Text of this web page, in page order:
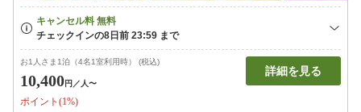
お1人さま1泊（4名1室利用時） (税込)
10,400円 ／人〜
ポイント(1%)
詳細を見る